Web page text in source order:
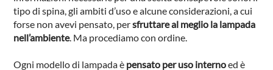
tipo di spina, gli ambiti d’uso e alcune considerazioni, a cui
forse non avevi pensato, persfruttare al meglio la lampada
nell’ambiente. Ma procediamo con ordine.
Ogni modello di lampada è pensato per uso internoed è